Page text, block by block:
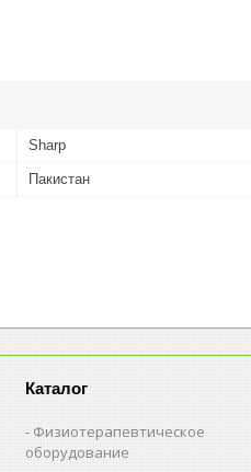
Sharp
Пакистан
Каталог
Физиотерапевтическое
оборудование